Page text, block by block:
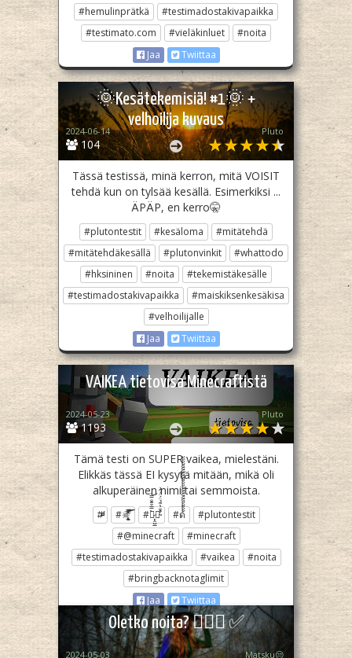
#hemulinprätkä
#testimadostakivapaikka
#testimato.com
#vieläkinluet
#noita
Jaa
Twiittaa
🌞Kesätekemisiä! #1🌞 +
velhoilija kuvaus
104
2024-06-14 Pluto­
Tässä testissä, minä kerron, mitä VOISIT
tehdä kun on tylsää kesällä. Esimerkiksi ...
ÄPÄP, en kerro🤫
#plutontestit #kesäloma
#mitätehdä
#mitätehdäkesällä
#plutonvinkit
#whattodo
#hksininen
#noita
#tekemistäkesälle
#testimadostakivapaikka
#maiskiksenkesäkisa
#velhoilijalle
Jaa
Twiittaa
VAIKEA tietovisa Minecraftistä
1193
2024-05-23 Pluto­
Tämä testi on SUPER vaikea, mielestäni.
Elikkäs tässä EI kysytä mitään, mikä oli
alkuperäinen nimi tai semmoista.
#ͩͩͩͩͩͩͩͩͩͩͩͩͩͩͩͩͩͩͩͩͩͩͩͩ #☠̢͉̣̟̫̦̉̓̈́̅̉́̿̍̔̚͘͞͝ #ฏ̷̙̭̺̲̀̿̌͊̐̿͝๎̴̑̐̔͂̉̈́̈́͒̀̕ #ด้้้้้็็็็็้้้้้็็็็็้้้้
#plutontestit
#@minecraft
#minecraft
#testimadostakivapaikka
#vaikea
#noita
#bringbacknotaglimit
Jaa
Twiittaa
Oletko noita? 🧙🏼‍♀️ ✅
2024-05-03 Matsku😒